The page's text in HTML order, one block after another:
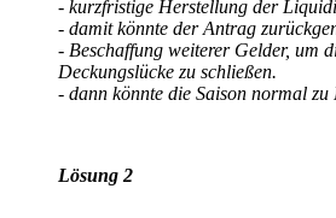
- kurzfristige Herstellung der
- damit könnte der Antrag
- Beschaffung weiterer Gelder, um
Deckungslücke zu schließen.
- dann könnte die Saison normal zu
Lösung 2